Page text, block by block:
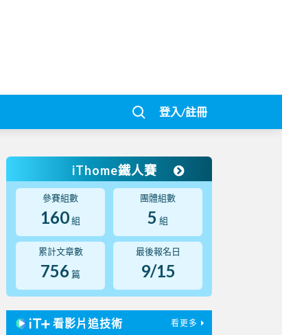
登入/註冊
iThome鐵人賽
參賽組數
160組
團體組數
5 組
累計文章數
756 篇
最後報名日
9/15
看影片追技術 看更多